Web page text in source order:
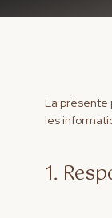
La
les
1.